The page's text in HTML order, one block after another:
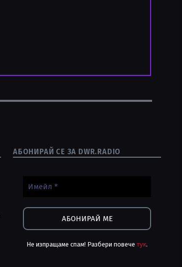
АБОНИРАЙ СЕ ЗА DWR.RADIO
Не изпращаме спам! Разбери повече тук.